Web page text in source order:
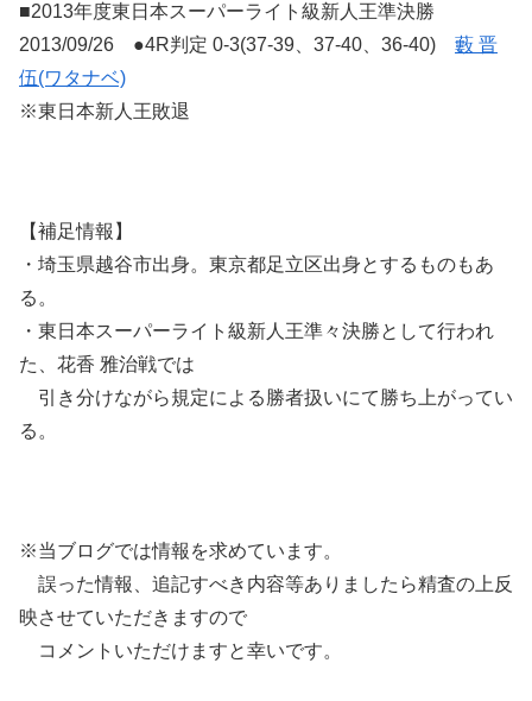
■2013年度東日本スーパーライト級新人王準決勝
2013/09/26 ●4R判定 0-3(37-39、37-40、36-40) 藪 晋
伍(ワタナベ)
※東日本新人王敗退
【補足情報】
・埼玉県越谷市出身。東京都足立区出身とするものもあ
る。
・東日本スーパーライト級新人王準々決勝として行われ
た、花香 雅治戦では
引き分けながら規定による勝者扱いにて勝ち上がってい
る。
※当ブログでは情報を求めています。
誤った情報、追記すべき内容等ありましたら精査の上反
映させていただきますので
コメントいただけますと幸いです。